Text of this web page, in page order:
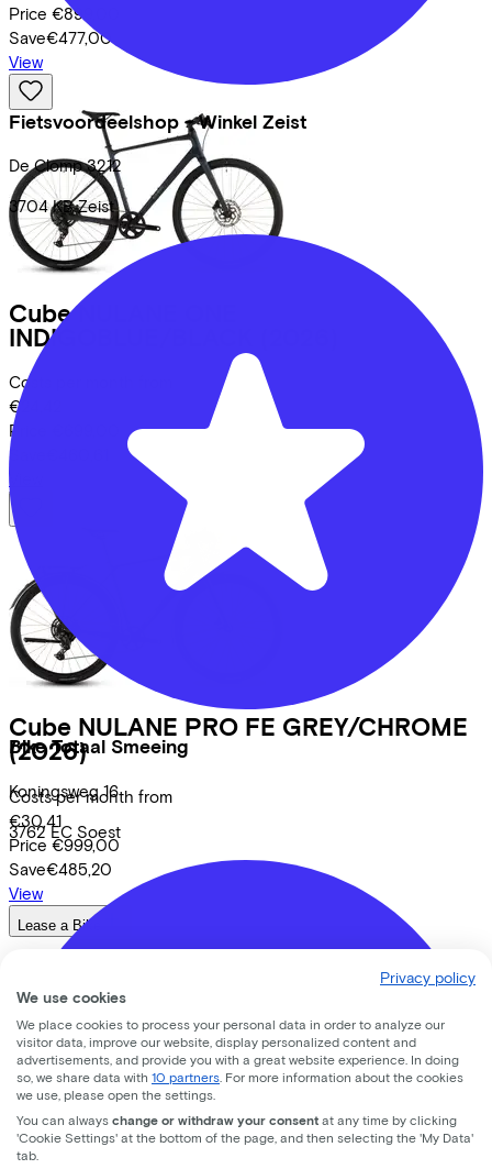
Fietsvoordeelshop - Winkel Zeist
De Clomp 3212
3704 KB Zeist
Bike Totaal Smeeing
Koningsweg 16
3762 EC Soest
Price €899,00
Save€477,00
View
Cube NULANE ONE
INDIGOBLUE/BLACK
Costs per month from
€24,42
Price
Save
View
Cube NULANE PRO FE GREY/CHROME
(2026)
Costs per month from
€30,41
Price €999,00
Save€485,20
View
Lease a Bike
Our team
News
CSR
FAQ
Proud partner of
Privacy policy
We use cookies
We place cookies to process your personal data in order to analyze our
visitor data, improve our website, display personalized content and
advertisements, and provide you with a great website experience. In doing
so, we share data with 10 partners . For more information about the cookies
we use, please open the settings.
You can always change or withdraw your consent at any time by clicking
'Cookie Settings' at the bottom of the page, and then selecting the 'My Data'
tab.